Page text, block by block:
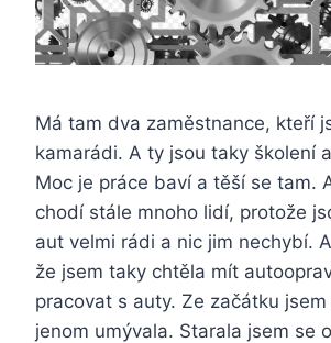
Má tam dva zaměstnance, kteří
kamarádi. A ty jsou taky školení
Moc je práce baví a těší se tam.
chodí stále mnoho lidí, protože
aut velmi rádi a nic jim nechybí.
že jsem taky chtěla mít
pracovat s auty. Ze začátku
jenom umývala. Starala jsem se